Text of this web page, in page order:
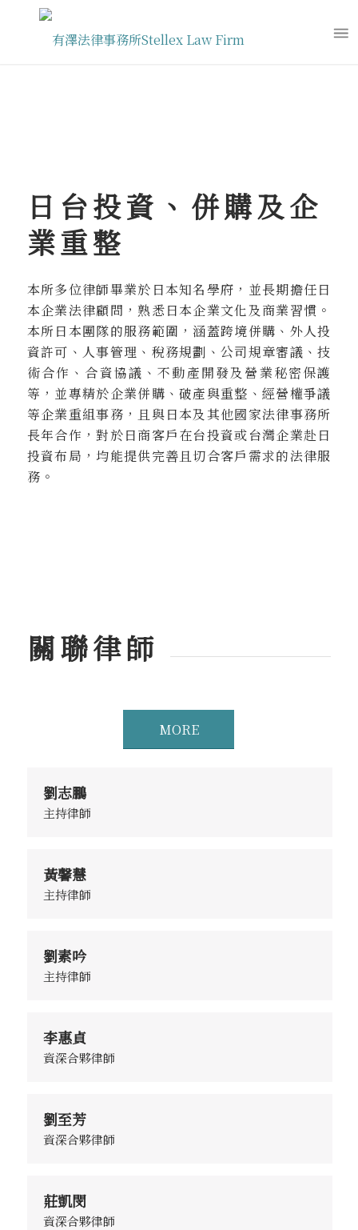
日台投資、併購及企
業重整
本所多位律師畢業於日本知名學府，並長期擔任日
本企業法律顧問，熟悉日本企業文化及商業習慣。
本所日本團隊的服務範圍，涵蓋跨境併購、外人投
資許可、人事管理、稅務規劃、公司規章審議、技
術合作、合資協議、不動產開發及營業秘密保護
等，並專精於企業併購、破產與重整、經營權爭議
等企業重組事務，且與日本及其他國家法律事務所
長年合作，對於日商客戶在台投資或台灣企業赴日
投資布局，均能提供完善且切合客戶需求的法律服
務。
關聯律師
MORE
劉志鵬
主持律師
黃馨慧
主持律師
劉素吟
主持律師
李惠貞
資深合夥律師
劉至芳
資深合夥律師
莊凱閔
資深合夥律師